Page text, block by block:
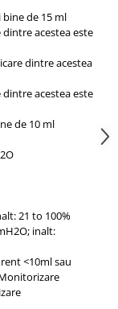
bine de 15 ml
dintre acestea este
dintre acestea
dintre acestea este
de 10 ml
21 to 100%
inalt:
<10ml sau